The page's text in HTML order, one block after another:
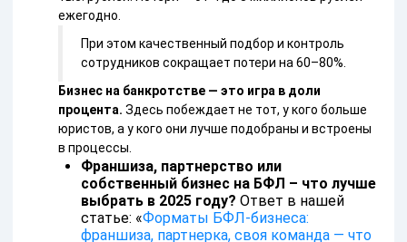
ежегодно.
При этом качественный подбор и контроль
сотрудников сокращает потери на 60–80%.
Бизнес на банкротстве — это игра в доли
процента. Здесь побеждает не тот, у кого больше
юристов, а у кого они лучше подобраны и встроены
в процессы.
Франшиза, партнерство или
собственный бизнес на БФЛ – что лучше
выбрать в 2025 году? Ответ в нашей
статье: «Форматы БФЛ-бизнеса:
франшиза, партнерка, своя команда — что